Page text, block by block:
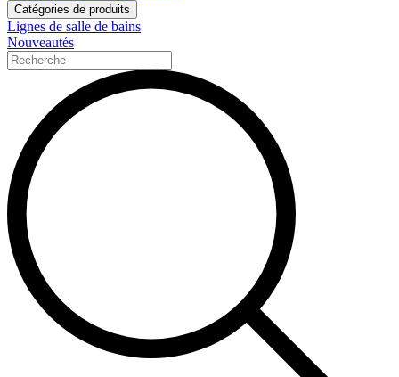
Catégories de produits
Lignes de salle de bains
Nouveautés